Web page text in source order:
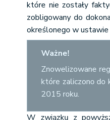
które nie zostały
zobligowany do
określonego w ustawie
Ważne!
Znowelizowane
które zaliczono do
2015 roku.
W związku z